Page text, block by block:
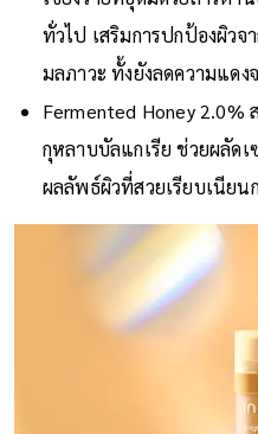
ทั่วไป เสริมการปกป้องผิวจ
มลภาวะ ทั้งยังลดความแดง
Fermented Honey 2.0%
กุหลาบบัลแกเรีย ช่วยผลัด
ผลลัพธ์ผิวที่สวยเรียบเนียน